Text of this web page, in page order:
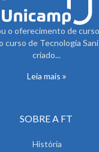
o oferecimento de
curso de Tecnologia
criado...
Leia mais
SOBRE A FT
História